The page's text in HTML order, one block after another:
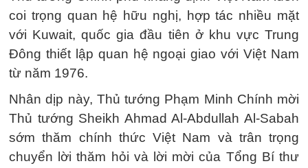
coi trọng quan hệ hữu nghị, hợp tác nhiều mặt
với Kuwait, quốc gia đầu tiên ở khu vực Trung
Đông thiết lập quan hệ ngoại giao với Việt Nam
từ năm 1976.
Nhân dịp này, Thủ tướng Phạm Minh Chính mời
Thủ tướng Sheikh Ahmad Al-Abdullah Al-Sabah
sớm thăm chính thức Việt Nam và trân trọng
chuyển lời thăm hỏi và lời mời của Tổng Bí thư